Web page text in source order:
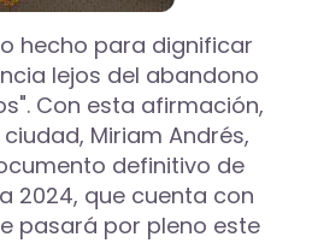
hecho para dignificar
lejos del abandono
Con esta afirmación,
Miriam Andrés,
definitivo de
2024, que cuenta con
pasará por pleno este